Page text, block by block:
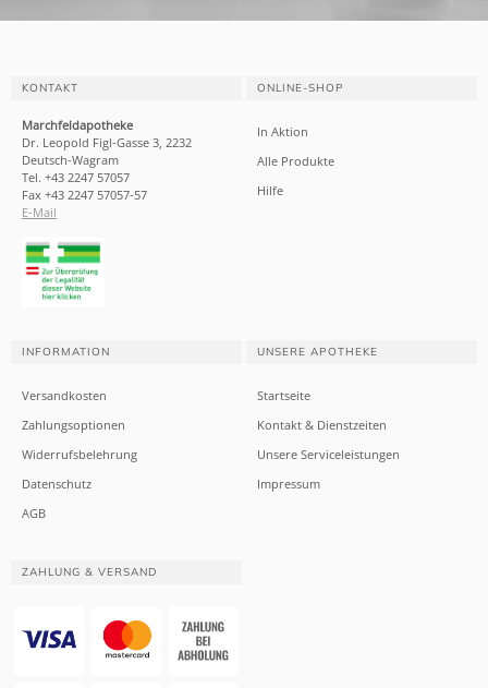
KONTAKT
Marchfeldapotheke
Dr. Leopold Figl-Gasse 3, 2232
Deutsch-Wagram
Tel. +43 2247 57057
Fax +43 2247 57057-57
E-Mail
ONLINE-SHOP
In Aktion
Alle Produkte
Hilfe
INFORMATION
Versandkosten
Zahlungsoptionen
Widerrufsbelehrung
Datenschutz
AGB
UNSERE APOTHEKE
Startseite
Kontakt & Dienstzeiten
Unsere Serviceleistungen
Impressum
ZAHLUNG & VERSAND